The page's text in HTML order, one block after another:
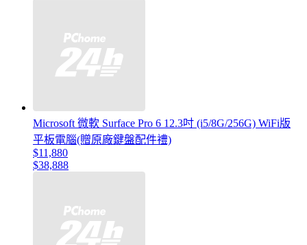
Microsoft 微軟 Surface Pro 6 12.3吋 (i5/8G/256G) WiFi版
平板電腦(贈原廠鍵盤配件禮)
$11,880
$38,888